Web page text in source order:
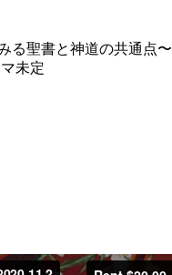
る聖書と神道の共通点〜
未定